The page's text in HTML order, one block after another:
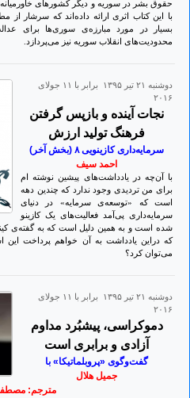
حقوق بشر در سوریه و دیگر کشورهای
با این کتاب اثری ارائه داده‌اند که سرشار
بسیار در مورد مبارزه‌ی سوری‌ها برای
محدودیت‌های انقلاب سوریه نیز می‌پردازد.
دوشنبه ۲۱ تير ۱۳۹۵ برابر با ۱۱ جولای
۲۰۱۶
نجات آینده و بازپس گرفتن
فرهنگ تولید ارزش
سرمایه‌داری کازینویی ۸ (بخش آخر)
احمد سیف
با آن‌چه در یادداشت‌های پیشین نوشته ام
برای من تردیدی وجود ندارد که چندین دهه
است که «توسعه‌ی سرمایه» در دنیای
سرمایه‌داری پی‌آمد فعالیت‌های یک کازینو
شده است و به همین دلیل است که به گفته‌ی
که دراین یادداشت به آن خواهم پرداخت
می‌توان کرد؟
دوشنبه ۲۱ تير ۱۳۹۵ برابر با ۱۱ جولای
۲۰۱۶
دموکراسی، پیشبُرد مداوم
آزادی و برابری است
گفت‌وگوی «پروبلماتیکا» با
جمیل هلال
مترجم: